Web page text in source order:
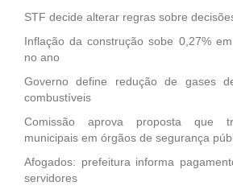
STF decide alterar regras sobre
Inflação da construção sobe 0,27%
no ano
Governo define redução de gases
combustíveis
Comissão aprova proposta que
municipais em órgãos de segurança
Afogados: prefeitura informa
servidores